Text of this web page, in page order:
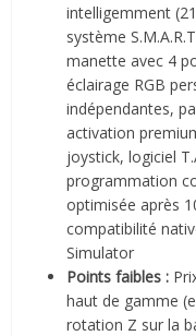
intelligemment
système
manette avec 4
éclairage RGB
indépendantes,
activation
joystick, logiciel
programmation
optimisée après
compatibilité
Simulator
Points faibles :
haut de gamme
rotation Z sur la